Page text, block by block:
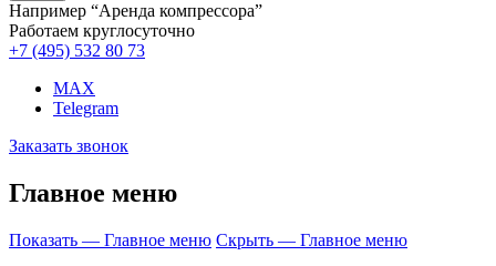
Например “Аренда компрессора”
Работаем круглосуточно
+7 (495) 532 80 73
MAX
Telegram
Заказать звонок
Главное меню
Показать — Главное меню Скрыть — Главное меню